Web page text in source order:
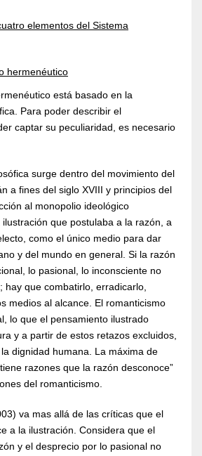
elementos del Sistema
hermenéutico
está basado en la
Para poder describir el
captar su peculiaridad, es necesario
surge dentro del movimiento del
a fines del siglo XVIII y principios del
al monopolio ideológico
que postulaba a la razón, a
como el único medio para dar
y del mundo en general. Si la razón
lo pasional, lo inconsciente no
hay que combatirlo, erradicarlo,
medios al alcance. El romanticismo
lo que el pensamiento ilustrado
y a partir de estos retazos excluidos,
dignidad humana. La máxima de
razones que la razón desconoce”
del romanticismo.
va mas allá de las críticas que el
a la ilustración. Considera que el
y el desprecio por lo pasional no